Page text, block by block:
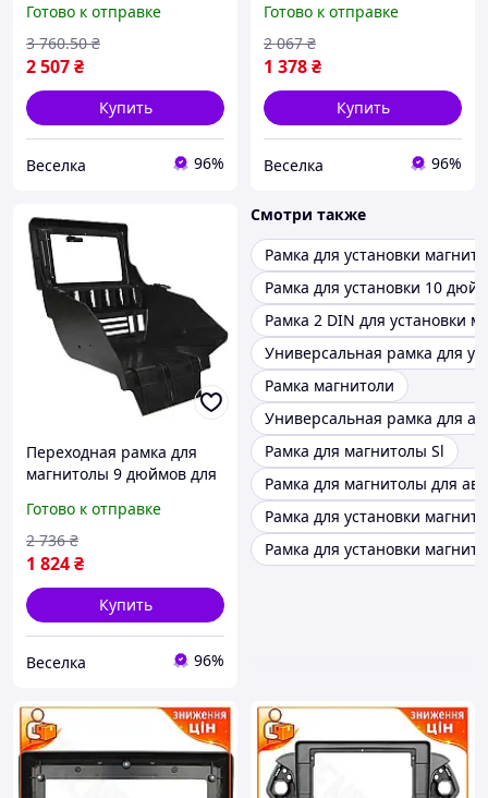
аксессуар для
обновления
аудиосистемы в авто
FLAME
Готово к отправке
2 507₴
3 760.50 ₴
Купить
Веселка 96%
установки в авто 2007-
2009 года FLAME
Готово к отправке
1 378₴
2 067 ₴
Купить
Веселка 96%
Переходная рамка для
магнитолы 9 дюймов для
годов удобная установка
и стильный дизайн
FLAME
Готово к отправке
1 824₴
2 736 ₴
Купить
Веселка 96%
Смотри также
Рамка для установки
Рамка для установки 10
Рамка 2 DIN для установки
Универсальная рамка для
Рамка магнитоли
Универсальная рамка для
Рамка для магнитолы Sl
Рамка для магнитолы для
Рамка для установки
Рамка для установки